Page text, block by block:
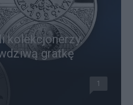
kolekcjonerzy.
gratkę
1